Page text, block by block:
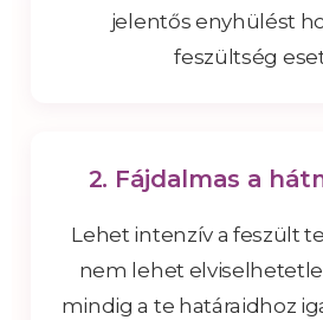
jelentős enyhülést
feszültség
2. Fájdalmas a
Lehet intenzív a feszült
nem lehet
mindig a te határaidhoz